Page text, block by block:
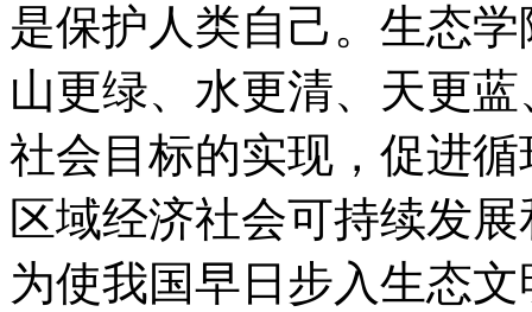
是保护人类自己。生态
山更绿、水更清、天更
社会目标的实现，促进
区域经济社会可持续发
为使我国早日步入生态